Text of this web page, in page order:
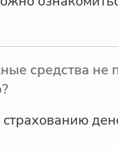
средства не